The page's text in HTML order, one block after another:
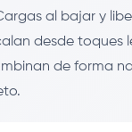
al bajar y
desde toques
de forma